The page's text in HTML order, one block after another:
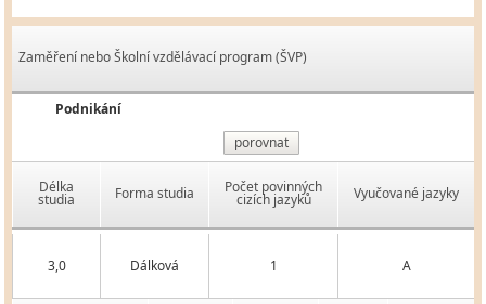
Zaměření nebo Školní vzdělávací program (ŠVP)
Podnikání
porovnat
Délka
studia Forma studia Počet povinných
cizích jazyků Vyučované jazyky
3,0 Dálková 1 A